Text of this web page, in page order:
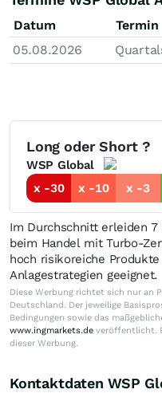
Datum
Termin
05.08.2026
Long oder Short ?
WSP Global
x -30
x -10 x -3
Im Durchschnitt erleiden
beim Handel mit Turbo-
hoch risikoreiche
Anlagestrategien geeignet.
Diese Werbung richtet sich nur an
Deutschland. Der jeweilige
Bedingungen sowie das
www.ingmarkets.de veröffentlicht.
dieser Werbung.
Kontaktdaten WSP